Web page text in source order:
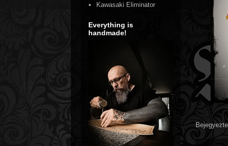
Kawasaki Eliminator
Everything is
handmade!